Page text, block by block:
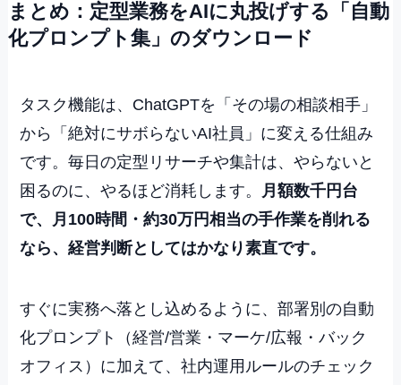
まとめ：定型業務をAIに丸投げする「自動
化プロンプト集」のダウンロード
タスク機能は、ChatGPTを「その場の相談相手」
から「絶対にサボらないAI社員」に変える仕組み
です。毎日の定型リサーチや集計は、やらないと
困るのに、やるほど消耗します。 月額数千円台
で、月100時間・約30万円相当の手作業を削れる
なら、経営判断としてはかなり素直です。
すぐに実務へ落とし込めるように、部署別の自動
化プロンプト（経営/営業・マーケ/広報・バック
オフィス）に加えて、社内運用ルールのチェック